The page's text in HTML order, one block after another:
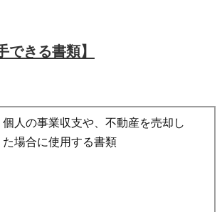
できる書類】
個人の事業収支や、不動産を売却し
た場合に使用する書類